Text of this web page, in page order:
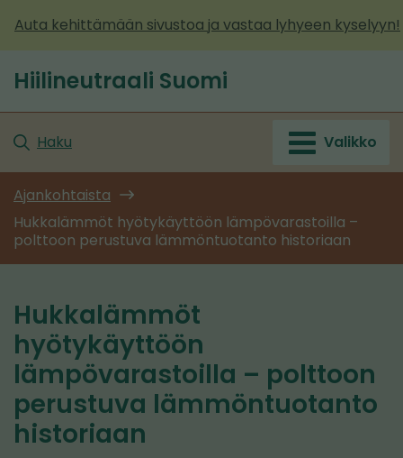
sisältöön
Auta kehittämään sivustoa ja vastaa lyhyeen kyselyyn!
Etusivu
Hiilineutraali Suomi
Haku Valikko
Ajankohtaista
Hukkalämmöt hyötykäyttöön lämpövarastoilla –
polttoon perustuva lämmöntuotanto historiaan
Hukkalämmöt
hyötykäyttöön
lämpövarastoilla – polttoon
perustuva lämmöntuotanto
historiaan